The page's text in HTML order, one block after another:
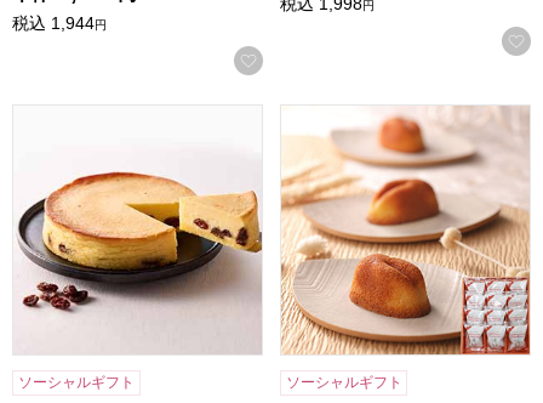
税込 1,944円
お気に入りに登録する
税込 1,998円
ホシフルーツ 大人のチーズケーキ 直径12cm【年間ギフト】
ソーシャルギフト
寿製菓 白ウサギフィナンシ
ソーシャルギフト